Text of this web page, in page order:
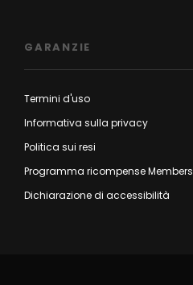
GARANZIE
Termini d'uso
Informativa sulla privacy
Politica sui resi
Programma ricompense Members
Dichiarazione di accessibilità